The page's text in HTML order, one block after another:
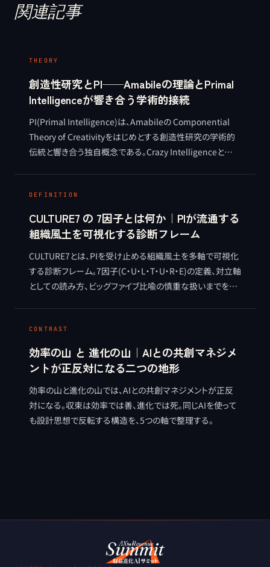
関連記事
THEORY
創造性研究とPI──Amabileの理論とPrimal
Intelligenceが響き合う学術的接続
PI(Primal Intelligence)は、Amabileの Componential
Theory of Creativityをはじめとする創造性研究の学術的
伝統と響き合う独自概念である。Crazy Intelligenceと
DEFINITION
CULTURE7 の 7因子とは何か｜PIが流通する
組織風土を可視化する診断フレーム
CULTURE7とは、PIを受け止める組織風土を多軸で可視化
する診断フレーム。7因子(C・U・L・T・U・R・E)の定義、対立軸
としての読み方、ビッグファイブ比喩の慎重な扱いまでを整
CONTRAST
効率の山 と 進化の山｜AIとの共創マネジメ
ントが正反対になる二つの地形
効率の山と進化の山では、AIとの共創マネジメントが正反
対になる。収束は効率では善、進化では死。同じAIを使って
も設計思想で反転する構造を、5つの軸で整理する。